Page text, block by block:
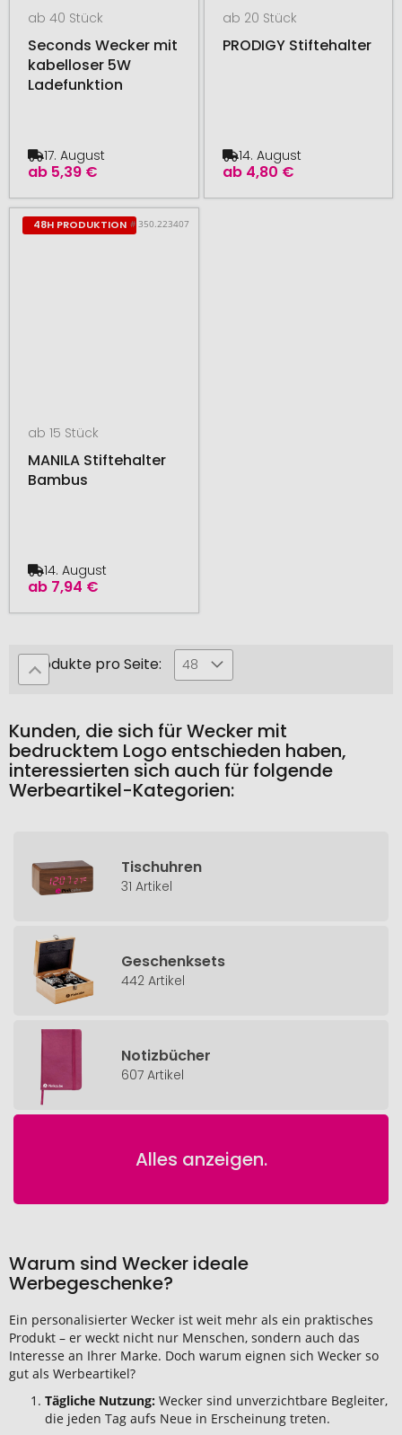
ab 40 Stück
Seconds Wecker mit
kabelloser 5W
Ladefunktion
ab 5,39 €
17. August
ab 20 Stück
PRODIGY Stiftehalter
ab 4,80 €
14. August
48H PRODUKTION # 350.223407
ab 15 Stück
MANILA Stiftehalter
Bambus
ab 7,94 €
14. August
Produkte pro Seite: 48
Kunden, die sich für Wecker mit
bedrucktem Logo entschieden haben,
interessierten sich auch für folgende
Werbeartikel-Kategorien:
Tischuhren
31 Artikel
Geschenksets
442 Artikel
Notizbücher
607 Artikel
Alles anzeigen.
Warum sind Wecker ideale
Werbegeschenke?
Ein personalisierter Wecker ist weit mehr als ein praktisches
Produkt – er weckt nicht nur Menschen, sondern auch das
Interesse an Ihrer Marke. Doch warum eignen sich Wecker so
gut als Werbeartikel?
Tägliche Nutzung: Wecker sind unverzichtbare Begleiter,
die jeden Tag aufs Neue in Erscheinung treten.